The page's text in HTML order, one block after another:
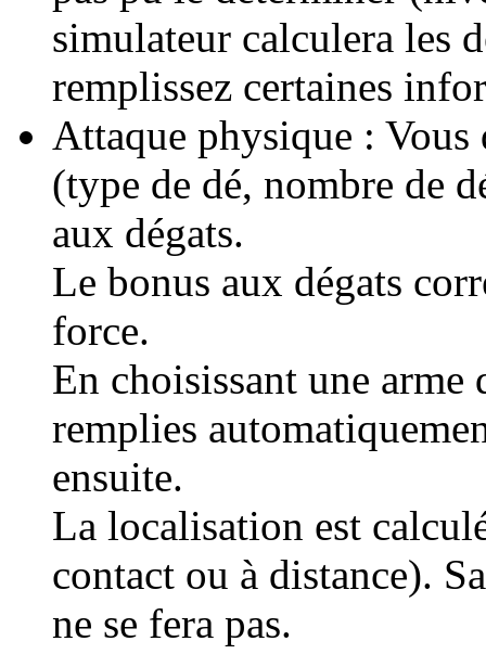
simulateur calculera les
remplissez certaines
Attaque physique : Vous
(type de dé, nombre de
aux dégats.
Le bonus aux dégats
force.
En choisissant une arme
remplies
ensuite.
La localisation est
contact ou à distance).
ne se fera pas.